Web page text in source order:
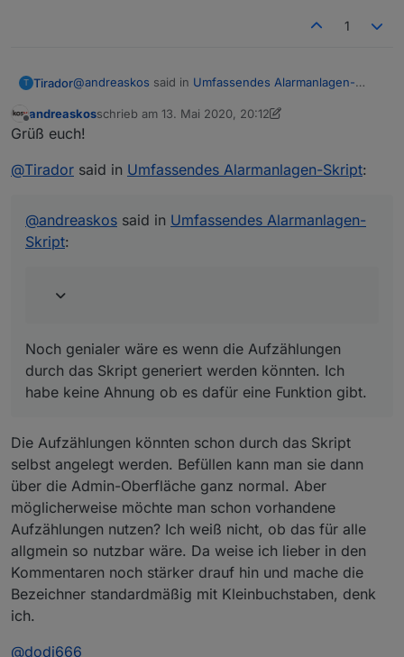
1
T Tirador@andreaskos said in Umfassendes Alarmanlagen-
Aufzählungen im Skript ändern auf:
Ich sollte diese Standard-Einstellungen vielleicht
Noch genialer wäre es wenn die Aufzählungen durch
das Skript generiert werden könnten. Ich habe keine
Offline
andreaskosschrieb am 13. Mai 2020, 20:12
zuletzt editiert von andreaskos
Grüß euch!
@Tirador said in Umfassendes Alarmanlagen-Skript:
@andreaskos said in Umfassendes Alarmanlagen-
Skript:
Noch genialer wäre es wenn die Aufzählungen
durch das Skript generiert werden könnten. Ich
habe keine Ahnung ob es dafür eine Funktion gibt.
Die Aufzählungen könnten schon durch das Skript
selbst angelegt werden. Befüllen kann man sie dann
über die Admin-Oberfläche ganz normal. Aber
möglicherweise möchte man schon vorhandene
Aufzählungen nutzen? Ich weiß nicht, ob das für alle
allgmein so nutzbar wäre. Da weise ich lieber in den
Kommentaren noch stärker drauf hin und mache die
Bezeichner standardmäßig mit Kleinbuchstaben, denk
ich.
@dodi666